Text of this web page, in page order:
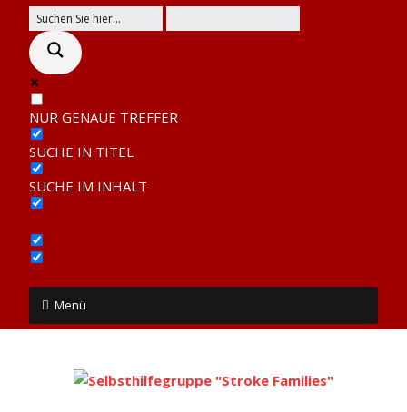
NUR GENAUE TREFFER
SUCHE IN TITEL
SUCHE IM INHALT
Menü